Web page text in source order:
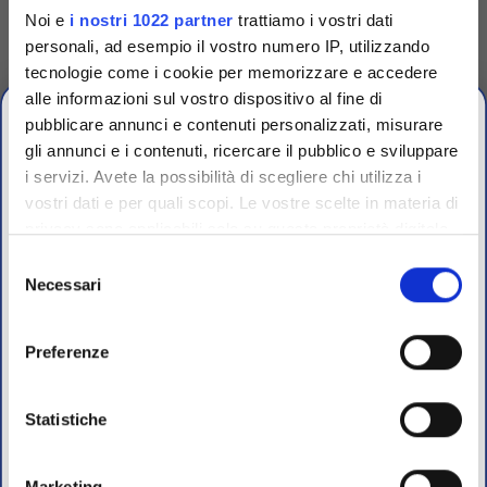
Noi e i nostri 1022 partner trattiamo i vostri dati
personali, ad esempio il vostro numero IP, utilizzando
tecnologie come i cookie per memorizzare e accedere
alle informazioni sul vostro dispositivo al fine di
pubblicare annunci e contenuti personalizzati, misurare
gli annunci e i contenuti, ricercare il pubblico e sviluppare
i servizi. Avete la possibilità di scegliere chi utilizza i
vostri dati e per quali scopi. Le vostre scelte in materia di
modificare o revocare il proprio consenso in qualsiasi
momento dalla Dichiarazione sui cookie o facendo clic
raccogliere informazioni sulla tua posizione
geografica, con un'approssimazione di qualche
delNecessari
Preferenze
Statistiche
CHIUSURA
Per maggiori informazioni sui nostri prodotti